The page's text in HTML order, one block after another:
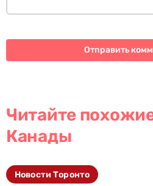
Читайте
Канады
Новости Торонто